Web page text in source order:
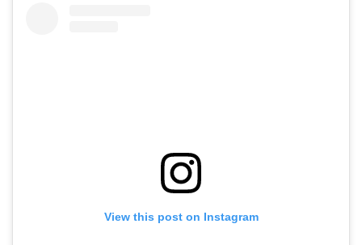
View this post on Instagram